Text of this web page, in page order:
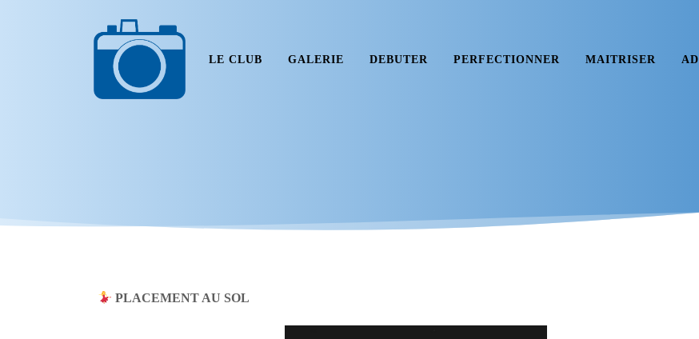
LE CLUB GALERIE DEBUTER PERFECTIONNER MAITRISER
PLACEMENT AU SOL